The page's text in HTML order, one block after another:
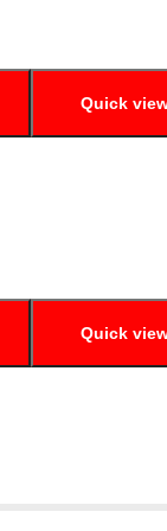
Quick
Quick